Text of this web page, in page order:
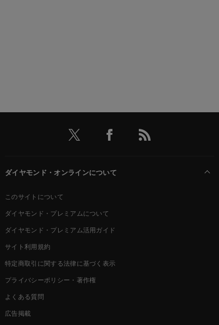
ダイヤモンド・オンラインについて
このサイトについて
ダイヤモンド・プレミアムについて
ダイヤモンド・プレミアム活用ガイド
サイト利用規約
特定商取引に関する法律に基づく表示
プライバシーポリシー・著作権
よくある質問
広告掲載